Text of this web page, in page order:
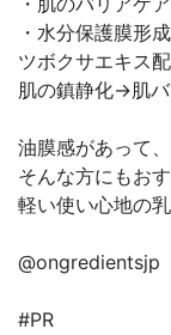
・水分保護膜形成
ツボクサエキス
肌の鎮静化→肌
油膜感があって
そんな方にもお
軽い使い心地の
@ongredientsjp
#PR